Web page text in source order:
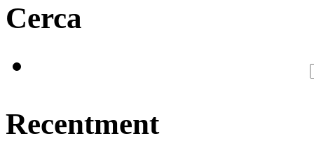
Cerca
Recentment